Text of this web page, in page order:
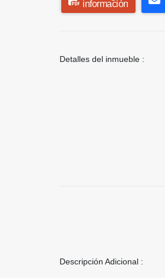
información
Detalles del inmueble :
Descripción Adicional :